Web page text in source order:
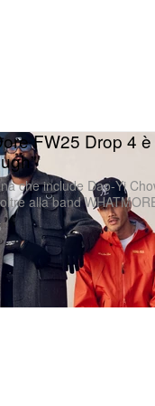
FW25 Drop 4
che include Dao‑Yi
alla band